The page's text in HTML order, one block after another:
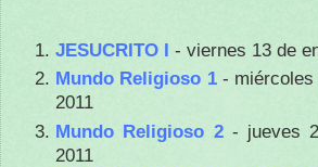
JESUCRITO I - viernes 13 de
Mundo Religioso 1- miércoles
2011
Mundo Religioso 2- jueves
2011